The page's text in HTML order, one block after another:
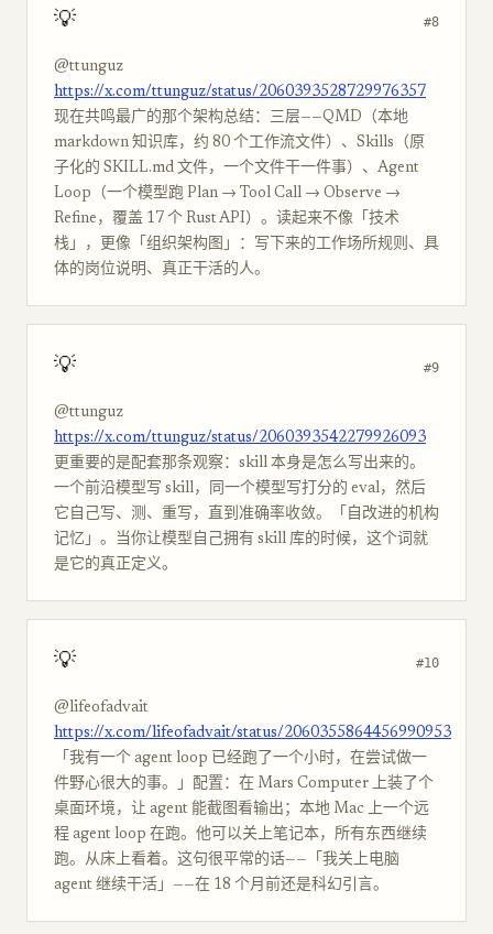
💡 #8
@ttunguz
https://x.com/ttunguz/status/2060393528729976357
现在共鸣最广的那个架构总结：三层——QMD（本地
markdown 知识库，约 80 个工作流文件）、Skills（原
子化的 SKILL.md 文件，一个文件干一件事）、Agent
Loop（一个模型跑 Plan → Tool Call → Observe →
Refine，覆盖 17 个 Rust API）。读起来不像「技术
栈」，更像「组织架构图」：写下来的工作场所规则、具
体的岗位说明、真正干活的人。
💡 #9
@ttunguz
https://x.com/ttunguz/status/2060393542279926093
更重要的是配套那条观察：skill 本身是怎么写出来的。
一个前沿模型写 skill，同一个模型写打分的 eval，然后
它自己写、测、重写，直到准确率收敛。「自改进的机构
记忆」。当你让模型自己拥有 skill 库的时候，这个词就
是它的真正定义。
💡 #10
@lifeofadvait
https://x.com/lifeofadvait/status/2060355864456990953
「我有一个 agent loop 已经跑了一个小时，在尝试做一
件野心很大的事。」配置：在 Mars Computer 上装了个
桌面环境，让 agent 能截图看输出；本地 Mac 上一个远
程 agent loop 在跑。他可以关上笔记本，所有东西继续
跑。从床上看着。这句很平常的话——「我关上电脑
agent 继续干活」——在 18 个月前还是科幻引言。